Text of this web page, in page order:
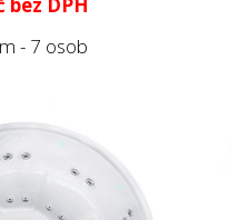
- 7 osob